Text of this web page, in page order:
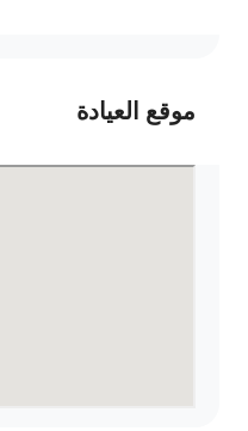
موقع العيادة